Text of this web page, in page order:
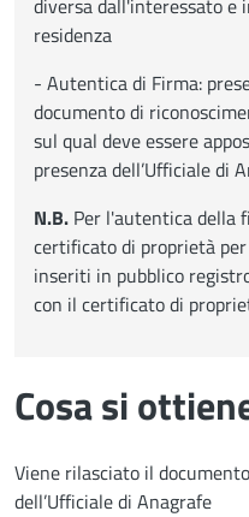
diversa dall'interessato e
residenza
- Autentica di Firma:
documento di
sul qual deve essere
presenza dell’Ufficiale di
N.B. Per l'autentica della
certificato di proprietà
inseriti in pubblico
con il certificato di
Cosa si
Viene rilasciato il
dell’Ufficiale di Anagrafe